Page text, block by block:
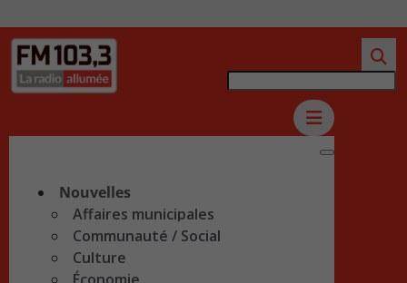
Nouvelles
Affaires municipales
Communauté / Social
Culture